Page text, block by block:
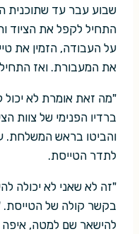
שבוע עבר עד שתוכנית
התחיל לקפל את הציוד
על העבודה, הזמין את
את המעבורת. ואז
"מה זאת אומרת לא
ברדיו הפנימי של צוות
והביטו בראש המשלחת.
לתדר הטייסת.
"זה לא שאני לא יכולה
בקשר קולה של
להישאר שם למטה, איפה